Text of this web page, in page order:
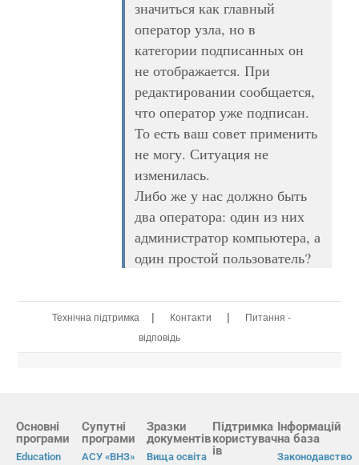
значиться как главный
оператор узла, но в
категории подписанных он
не отображается. При
редактировании сообщается,
что оператор уже подписан.
То есть ваш совет применить
не могу. Ситуация не
изменилась.
Либо же у нас должно быть
два оператора: один из них
администратор компьютера, а
один простой пользователь?
Технічна підтримка | Контакти |
Питання -
відповідь
Основні
програми
Education
Супутні
програми
АСУ «ВНЗ»
Зразки
документів
Вища освіта
Підтримка
користувач
ів
Інформацій
на база
Законодавство